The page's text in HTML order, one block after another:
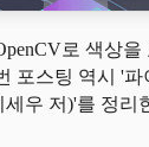
로 색상을
포스팅 역시 '
세우 저)'를 정리